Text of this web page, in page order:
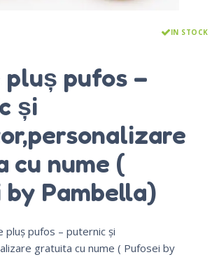
IN STOCK
pluș pufos –
și
cu nume (
by Pambella)
pluș pufos – puternic și
gratuita cu nume ( Pufosei by